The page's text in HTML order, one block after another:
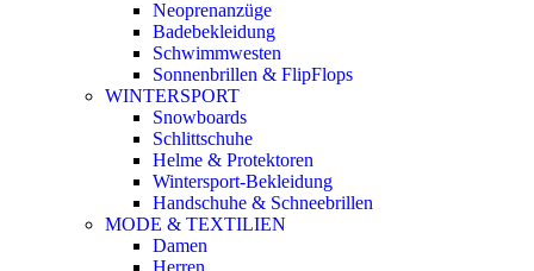
Neoprenanzüge
Badebekleidung
Schwimmwesten
Sonnenbrillen & FlipFlops
WINTERSPORT
Snowboards
Schlittschuhe
Helme & Protektoren
Wintersport-Bekleidung
Handschuhe & Schneebrillen
MODE & TEXTILIEN
Damen
Herren